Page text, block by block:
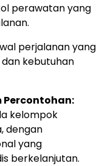
perawatan yang
perjalanan yang
dan kebutuhan
Percontohan:
kelompok
dengan
yang
berkelanjutan.